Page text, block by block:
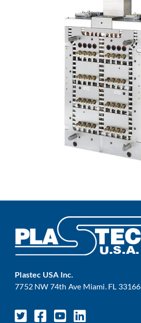
Plastec USA Inc.
7752 NW 74th Ave Miami. FL 33166